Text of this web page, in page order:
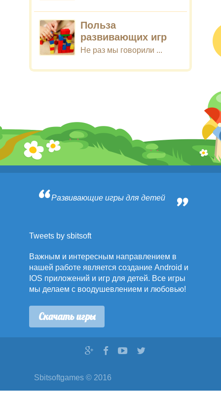
Польза
развивающих игр
Не раз мы говорили ...
Развивающие игры для детей
Tweets by sbitsoft
Важным и интересным направлением в
нашей работе является создание Android и
IOS приложений и игр для детей. Все игры
мы делаем с воодушевлением и любовью!
Скачать игры
Sbitsoftgames © 2016